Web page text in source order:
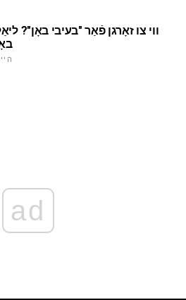
ווי צו זאָרגן פֿאַר "בעיבי באָן"?
ad